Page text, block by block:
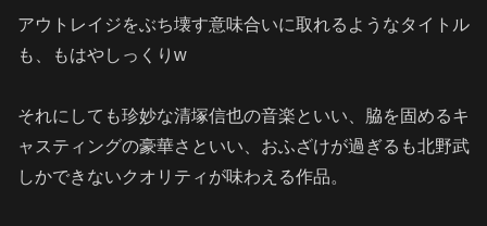
アウトレイジをぶち壊す意味合いに取れるようなタイトル
も、もはやしっくりw
それにしても珍妙な清塚信也の音楽といい、 脇を固めるキ
ャスティングの豪華さといい、おふざけが過ぎるも北野武
しかできないクオリティが味わえる作品。